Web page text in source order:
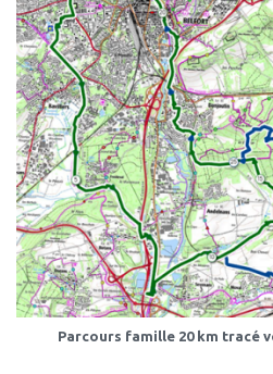
Parcours famille 20 km tracé